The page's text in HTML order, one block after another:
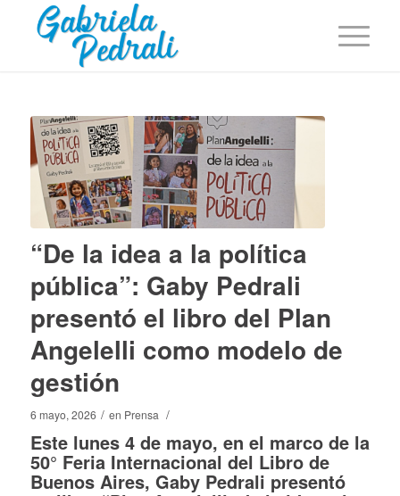
“De la idea a la política
pública”: Gaby Pedrali
presentó el libro del Plan
Angelelli como modelo de
gestión
6 mayo, 2026 / en Prensa /
Este lunes 4 de mayo, en el marco de la
50° Feria Internacional del Libro de
Buenos Aires, Gaby Pedrali presentó